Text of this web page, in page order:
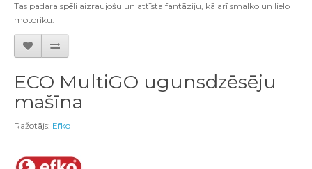
Tas padara spēli aizraujošu un attīsta fantāziju, kā arī smalko un lielo
motoriku.
ECO MultiGO ugunsdzēsēju
mašīna
Ražotājs: Efko